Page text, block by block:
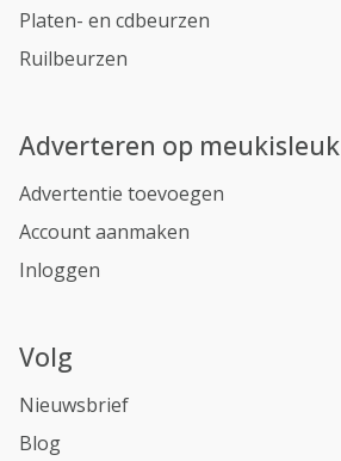
Platen- en cdbeurzen
Ruilbeurzen
Adverteren op meukisleuk
Advertentie toevoegen
Account aanmaken
Inloggen
Volg
Nieuwsbrief
Blog